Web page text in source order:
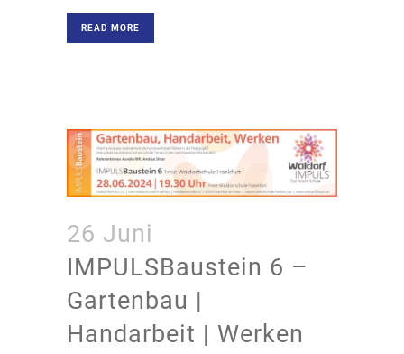
READ MORE
26 Juni
IMPULSBaustein 6 –
Gartenbau |
Handarbeit | Werken